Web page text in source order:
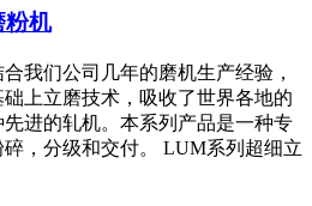
机
我们公司几年的磨机生产经验，
上立磨技术，吸收了世界各地的
进的轧机。本系列产品是一种专
，分级和交付。 LUM系列超细立